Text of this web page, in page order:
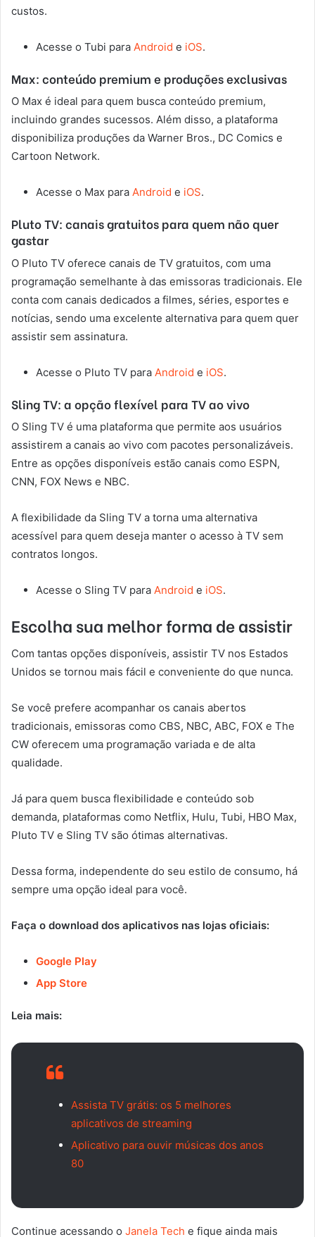
custos.
Acesse o Tubi para Android e iOS.
Max: conteúdo premium e produções exclusivas
O Max é ideal para quem busca conteúdo premium,
incluindo grandes sucessos. Além disso, a plataforma
disponibiliza produções da Warner Bros., DC Comics e
Cartoon Network.
Acesse o Max para Android e iOS.
Pluto TV: canais gratuitos para quem não quer
gastar
O Pluto TV oferece canais de TV gratuitos, com uma
programação semelhante à das emissoras tradicionais. Ele
conta com canais dedicados a filmes, séries, esportes e
notícias, sendo uma excelente alternativa para quem quer
assistir sem assinatura.
Acesse o Pluto TV para Android e iOS.
Sling TV: a opção flexível para TV ao vivo
O Sling TV é uma plataforma que permite aos usuários
assistirem a canais ao vivo com pacotes personalizáveis.
Entre as opções disponíveis estão canais como ESPN,
CNN, FOX News e NBC.
A flexibilidade da Sling TV a torna uma alternativa
acessível para quem deseja manter o acesso à TV sem
contratos longos.
Acesse o Sling TV para Android e iOS.
Escolha sua melhor forma de assistir
Com tantas opções disponíveis, assistir TV nos Estados
Unidos se tornou mais fácil e conveniente do que nunca.
Se você prefere acompanhar os canais abertos
tradicionais, emissoras como CBS, NBC, ABC, FOX e The
CW oferecem uma programação variada e de alta
qualidade.
Já para quem busca flexibilidade e conteúdo sob
demanda, plataformas como Netflix, Hulu, Tubi, HBO Max,
Pluto TV e Sling TV são ótimas alternativas.
Dessa forma, independente do seu estilo de consumo, há
sempre uma opção ideal para você.
Faça o download dos aplicativos nas lojas oficiais:
Google Play
App Store
Leia mais:
Assista TV grátis: os 5 melhores
aplicativos de streaming
Aplicativo para ouvir músicas dos anos
80
Continue acessando o Janela Tech e fique ainda mais